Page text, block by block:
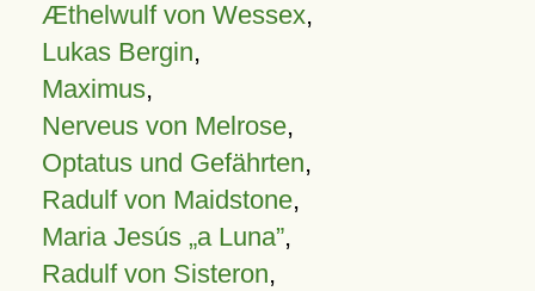
Æthelwulf von Wessex,
Lukas Bergin,
Maximus,
Nerveus von Melrose,
Optatus und Gefährten,
Radulf von Maidstone,
Maria Jesús „a Luna”,
Radulf von Sisteron,